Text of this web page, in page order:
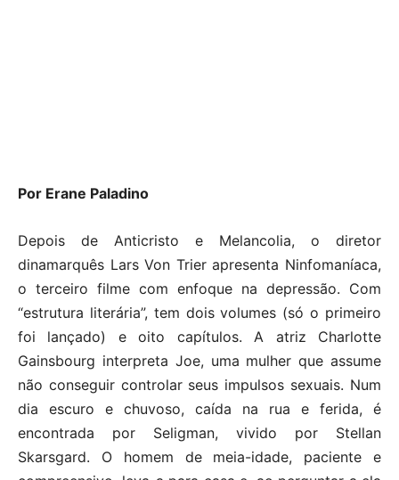
Por Erane Paladino
Depois de Anticristo e Melancolia, o diretor
dinamarquês Lars Von Trier apresenta Ninfomaníaca,
o terceiro filme com enfoque na depressão. Com
“estrutura literária”, tem dois volumes (só o primeiro
foi lançado) e oito capítulos. A atriz Charlotte
Gainsbourg interpreta Joe, uma mulher que assume
não conseguir controlar seus impulsos sexuais. Num
dia escuro e chuvoso, caída na rua e ferida, é
encontrada por Seligman, vivido por Stellan
Skarsgard. O homem de meia-idade, paciente e